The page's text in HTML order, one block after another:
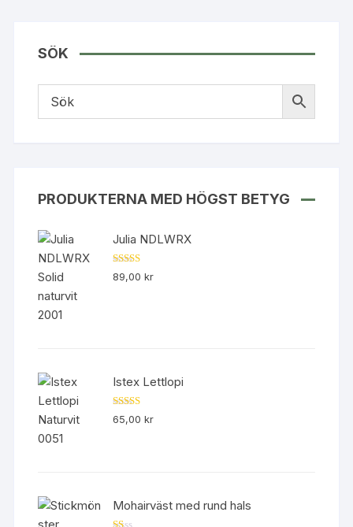
SÖK
PRODUKTERNA MED HÖGST BETYG
Julia NDLWRX
Betygsatt
5.00av 5
89,00kr
Istex Lettlopi
Betygsatt
4.50av 5
65,00kr
Mohairväst med rund hals